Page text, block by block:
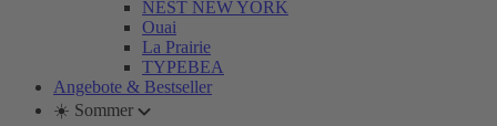
NEST NEW YORK
Ouai
La Prairie
TYPEBEA
Angebote & Bestseller
☀️ Sommer